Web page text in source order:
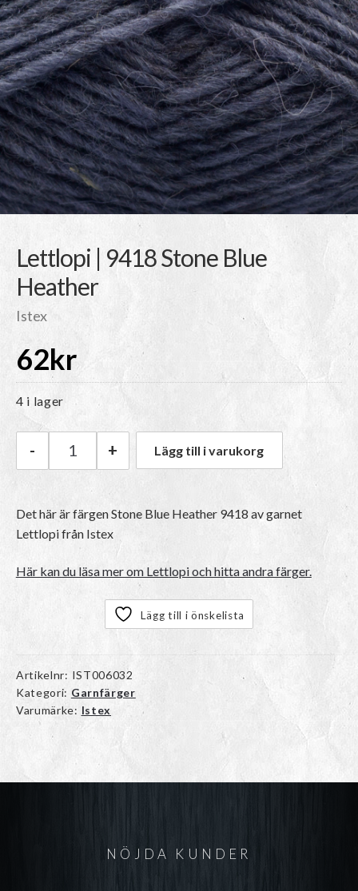
Lettlopi | 9418 Stone Blue
Heather
Istex
62kr
4 i lager
Istex Lettlopi | 9418 Stone Blue Heather mängd
- + Lägg till i varukorg
Det här är färgenStone Blue Heather 9418av garnet
Lettlopifrån Istex
Här kan du läsa mer om Lettlopi och hitta andra färger.
Lägg till i önskelista
Artikelnr: IST006032
Kategori: Garnfärger
Varumärke: Istex
NÖJDA KUNDER